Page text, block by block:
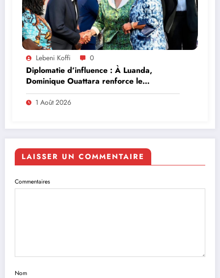
Lebeni Koffi 0
Diplomatie d’influence : À Luanda,
Dominique Ouattara renforce le
leadership solidaire de la Côte d’Ivoire en
Afrique
1 Août 2026
LAISSER UN COMMENTAIRE
Commentaires
Nom